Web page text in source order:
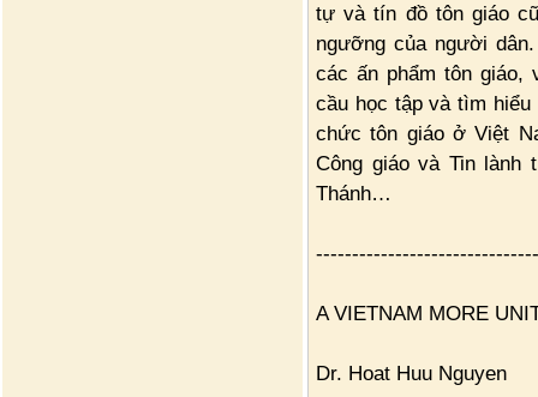
tự và tín đồ tôn giáo
ngưỡng của người
các ấn phẩm tôn giáo,
cầu học tập và tìm
chức tôn giáo ở Việt
Công giáo và Tin lành
Thánh…
A VIETNAM MORE
Dr. Hoat Huu Nguyen